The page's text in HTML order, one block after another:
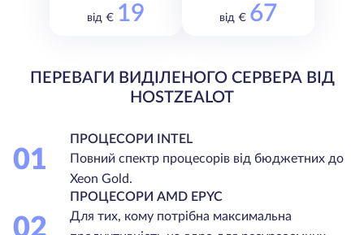
від € 19 від € 67
ПЕРЕВАГИ ВИДІЛЕНОГО СЕРВЕРА ВІД
HOSTZEALOT
01
ПРОЦЕСОРИ INTEL
Повний спектр процесорів від бюджетних до
Xeon Gold.
02
ПРОЦЕСОРИ AMD EPYC
Для тих, кому потрібна максимальна